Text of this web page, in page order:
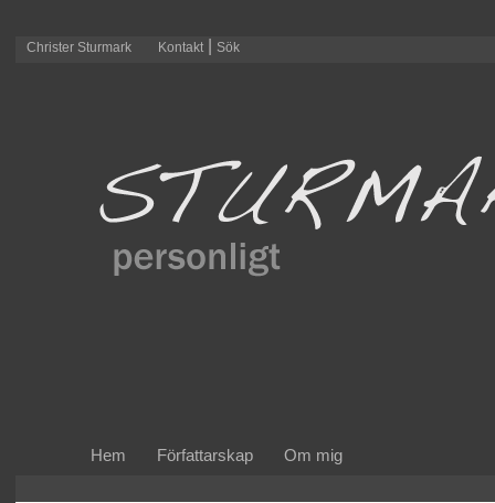
Christer Sturmark Kontakt| Sök
Hem Författarskap Om mig